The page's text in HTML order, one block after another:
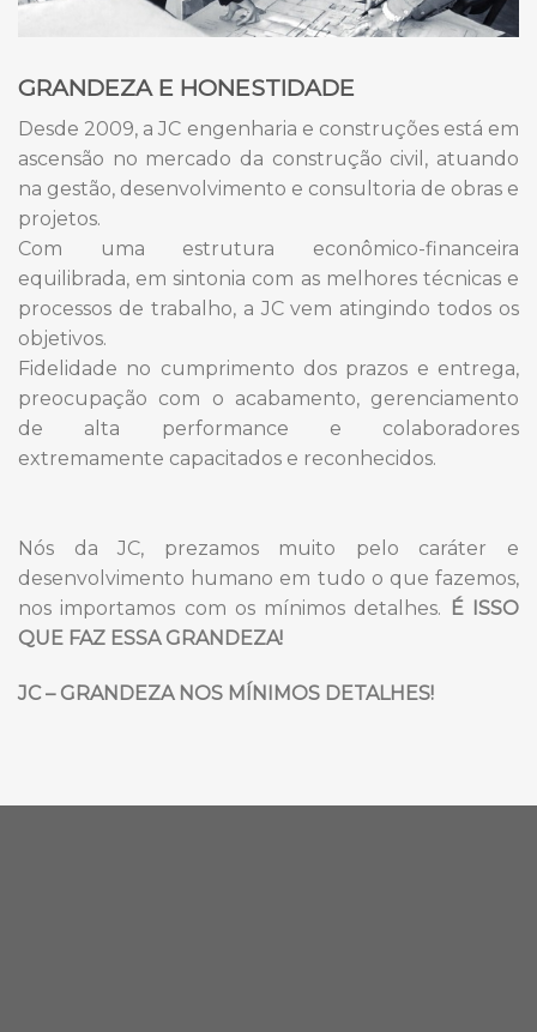
GRANDEZA E HONESTIDADE
Desde 2009, a JC engenharia e construções está em
ascensão no mercado da construção civil, atuando
na gestão, desenvolvimento e consultoria de obras e
projetos.
Com uma estrutura econômico-financeira
equilibrada, em sintonia com as melhores técnicas e
processos de trabalho, a JC vem atingindo todos os
objetivos.
Fidelidade no cumprimento dos prazos e entrega,
preocupação com o acabamento, gerenciamento
de alta performance e colaboradores
extremamente capacitados e reconhecidos.
Nós da JC, prezamos muito pelo caráter e
desenvolvimento humano em tudo o que fazemos,
nos importamos com os mínimos detalhes.
É ISSO
QUE FAZ ESSA GRANDEZA!
JC – GRANDEZA NOS MÍNIMOS DETALHES!